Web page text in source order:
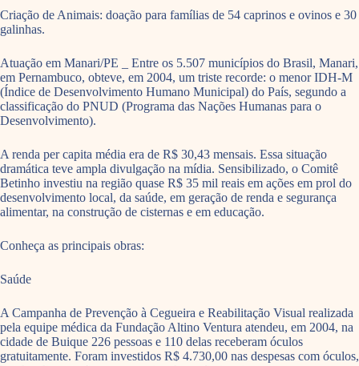
Criação de Animais: doação para famílias de 54 caprinos e ovinos e 30
galinhas.
Atuação em Manari/PE _ Entre os 5.507 municípios do Brasil, Manari,
em Pernambuco, obteve, em 2004, um triste recorde: o menor IDH-M
(Índice de Desenvolvimento Humano Municipal) do País, segundo a
classificação do PNUD (Programa das Nações Humanas para o
Desenvolvimento).
A renda per capita média era de R$ 30,43 mensais. Essa situação
dramática teve ampla divulgação na mídia. Sensibilizado, o Comitê
Betinho investiu na região quase R$ 35 mil reais em ações em prol do
desenvolvimento local, da saúde, em geração de renda e segurança
alimentar, na construção de cisternas e em educação.
Conheça as principais obras:
Saúde
A Campanha de Prevenção à Cegueira e Reabilitação Visual realizada
pela equipe médica da Fundação Altino Ventura atendeu, em 2004, na
cidade de Buique 226 pessoas e 110 delas receberam óculos
gratuitamente. Foram investidos R$ 4.730,00 nas despesas com óculos,